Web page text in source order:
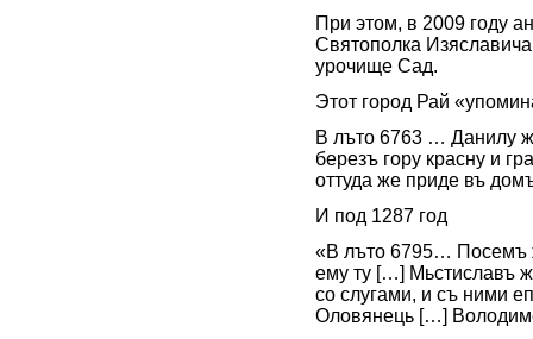
При этом, в 2009 году
Святополка
урочище Сад.
Этот город Рай
В лъто 6763 … Данилу
березъ гору красну и
оттуда же приде въ
И под 1287 год
«В лъто 6795… Посемъ
ему ту […] Мьстиславъ
со слугами, и съ ними
Оловянець […]